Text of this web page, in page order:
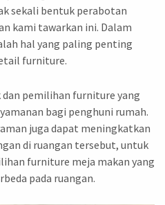
sekali bentuk perabotan
kami tawarkan ini. Dalam
hal yang paling penting
furniture.
dan pemilihan furniture yang
bagi penghuni rumah.
juga dapat meningkatkan
di ruangan tersebut, untuk
furniture meja makan yang
pada ruangan.